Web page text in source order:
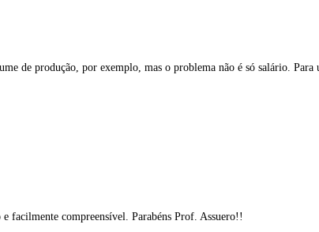
de produção, por exemplo, mas o problema não é só salário.
facilmente compreensível. Parabéns Prof. Assuero!!